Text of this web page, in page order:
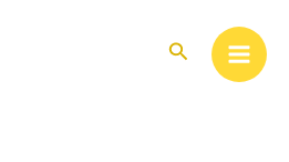
검